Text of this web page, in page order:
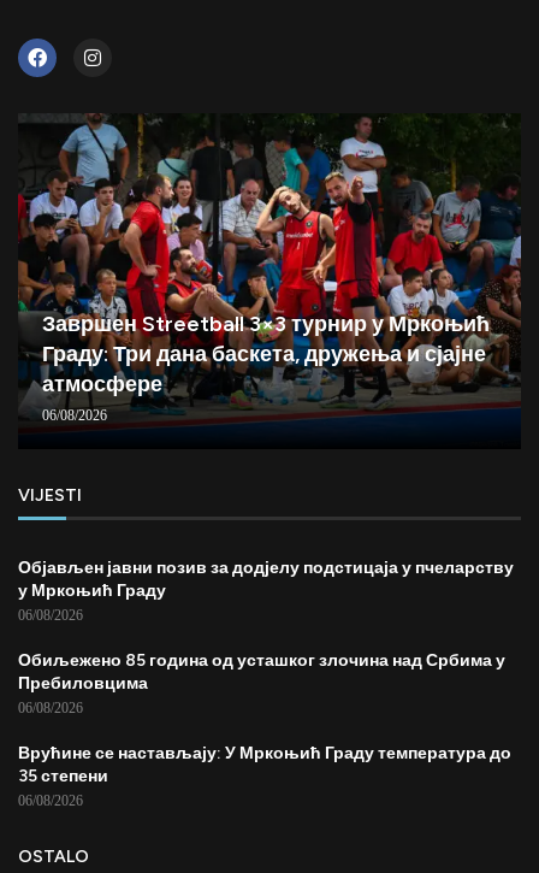
Завршен Streetball 3×3 турнир у Мркоњић
Граду: Три дана баскета, дружења и сјајне
атмосфере
06/08/2026
VIJESTI
Објављен јавни позив за додјелу подстицаја у пчеларству
у Мркоњић Граду
06/08/2026
Обиљежено 85 година од усташког злочина над Србима у
Пребиловцима
06/08/2026
Врућине се настављају: У Мркоњић Граду температура до
35 степени
06/08/2026
OSTALO